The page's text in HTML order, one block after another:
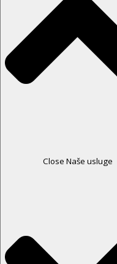
Close Naše usluge